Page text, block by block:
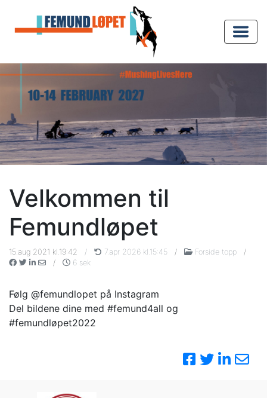
Velkommen til
Femundløpet
15.aug 2021 kl.19:42 / 7.apr 2026 kl.15:45 / Forside topp
/
/
6 sek
Følg @femundlopet på Instagram
Del bildene dine med #femund4all og
#femundløpet2022